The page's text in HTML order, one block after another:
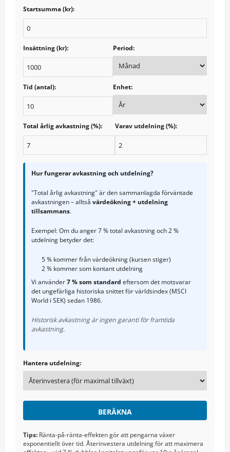
Startsumma (kr):
Insättning (kr): Period:
Tid (antal): Enhet:
Total årlig avkastning (%): Varav utdelning (%):
Hur fungerar avkastning och utdelning?
"Total årlig avkastning" är den sammanlagda förväntade
avkastningen – alltså värdeökning + utdelning
tillsammans.
Exempel: Om du anger 7 % total avkastning och 2 %
utdelning betyder det:
5 % kommer från värdeökning (kursen stiger)
2 % kommer som kontant utdelning
Vi använder7 % som standard eftersom det motsvarar
det ungefärliga historiska snittet för världsindex (MSCI
World i SEK) sedan 1986.
Historisk avkastning är ingen garanti för framtida
avkastning.
Hantera utdelning:
BERÄKNA
Tips: Ränta-på-ränta-effekten gör att pengarna växer
exponentiellt över tid. Återinvestera utdelning för att maximera